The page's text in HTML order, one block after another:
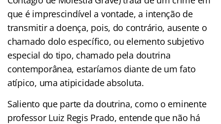
que é imprescindível a vontade, a intenção de
transmitir a doença, pois, do contrário, ausente o
chamado dolo específico, ou elemento subjetivo
especial do tipo, chamado pela doutrina
contemporânea, estaríamos diante de um fato
atípico, uma atipicidade absoluta.
Saliento que parte da doutrina, como o eminente
professor Luiz Regis Prado, entende que não há